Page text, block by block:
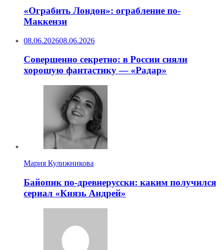
«Ограбить Лондон»: ограбление по-
Маккензи
08.06.202608.06.2026
Совершенно секретно: в России сняли
хорошую фантастику — «Радар»
Мария Кулижникова
Байопик по-древнерусски: каким получился
сериал «Князь Андрей»